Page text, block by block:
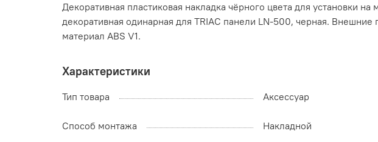
Декоративная пластиковая накладка чёрного цвета для установки
декоративная одинарная для TRIAC панели LN-500, черная.
материал ABS V1.
Характеристики
Тип товара Аксессуар
Способ монтажа Накладной